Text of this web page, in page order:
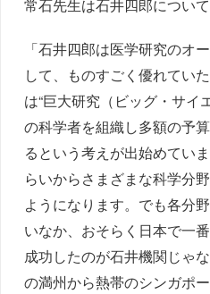
常石先生は石井四郎について
「石井四郎は医学研究のオ
して、ものすごく優れてい
は“巨大研究（ビッグ・サイ
の科学者を組織し多額の予
るという考えが出始めてい
らいからさまざまな科学分
ようになります。でも各分
いなか、おそらく日本で一
成功したのが石井機関じゃ
の満州から熱帯のシンガポ